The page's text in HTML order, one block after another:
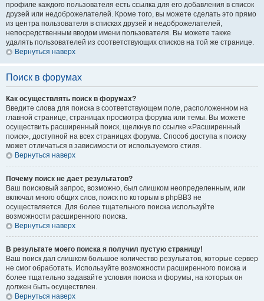
профиле каждого пользователя есть ссылка для его добавления в список
друзей или недоброжелателей. Кроме того, вы можете сделать это прямо
из центра пользователя в списках друзей и недоброжелателей,
непосредственным вводом имени пользователя. Вы можете также
удалять пользователей из соответствующих списков на той же странице.
Вернуться наверх
Поиск в форумах
Как осуществлять поиск в форумах?
Введите слова для поиска в соответствующем поле, расположенном на
главной странице, страницах просмотра форума или темы. Вы можете
осуществить расширенный поиск, щелкнув по ссылке «Расширенный
поиск», доступной на всех страницах форума. Способ доступа к поиску
может отличаться в зависимости от используемого стиля.
Вернуться наверх
Почему поиск не дает результатов?
Ваш поисковый запрос, возможно, был слишком неопределенным, или
включал много общих слов, поиск по которым в phpBB3 не
осуществляется. Для более тщательного поиска используйте
возможности расширенного поиска.
Вернуться наверх
В результате моего поиска я получил пустую страницу!
Ваш поиск дал слишком большое количество результатов, которые сервер
не смог обработать. Используйте возможности расширенного поиска и
более тщательно задавайте условия поиска и форумы, на которых он
должен быть осуществлен.
Вернуться наверх